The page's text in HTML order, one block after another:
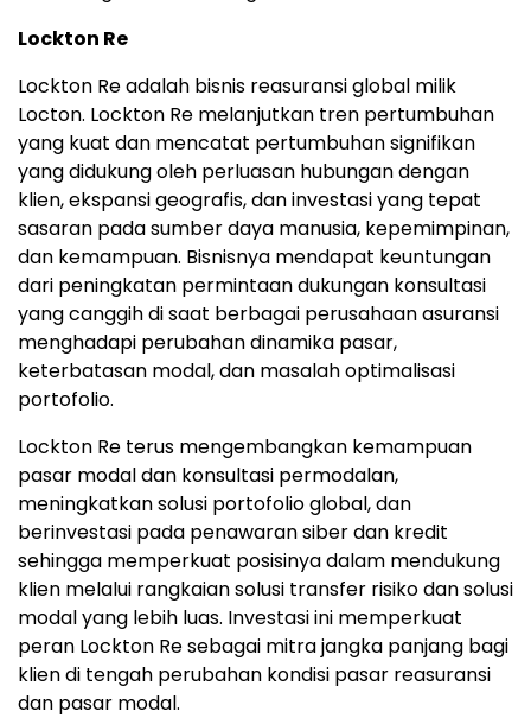
Lockton Re
Lockton Re adalah bisnis reasuransi global milik
Locton. Lockton Re melanjutkan tren pertumbuhan
yang kuat dan mencatat pertumbuhan signifikan
yang didukung oleh perluasan hubungan dengan
klien, ekspansi geografis, dan investasi yang tepat
sasaran pada sumber daya manusia, kepemimpinan,
dan kemampuan. Bisnisnya mendapat keuntungan
dari peningkatan permintaan dukungan konsultasi
yang canggih di saat berbagai perusahaan asuransi
menghadapi perubahan dinamika pasar,
keterbatasan modal, dan masalah optimalisasi
portofolio.
Lockton Re terus mengembangkan kemampuan
pasar modal dan konsultasi permodalan,
meningkatkan solusi portofolio global, dan
berinvestasi pada penawaran siber dan kredit
sehingga memperkuat posisinya dalam mendukung
klien melalui rangkaian solusi transfer risiko dan solusi
modal yang lebih luas. Investasi ini memperkuat
peran Lockton Re sebagai mitra jangka panjang bagi
klien di tengah perubahan kondisi pasar reasuransi
dan pasar modal.